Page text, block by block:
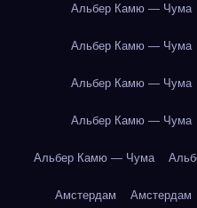
Альбер Камю — Чума
Альбер Камю — Чума
Альбер Камю — Чума
Альбер Камю — Чума
Альбер Камю — Чума
Амстердам Амстердам